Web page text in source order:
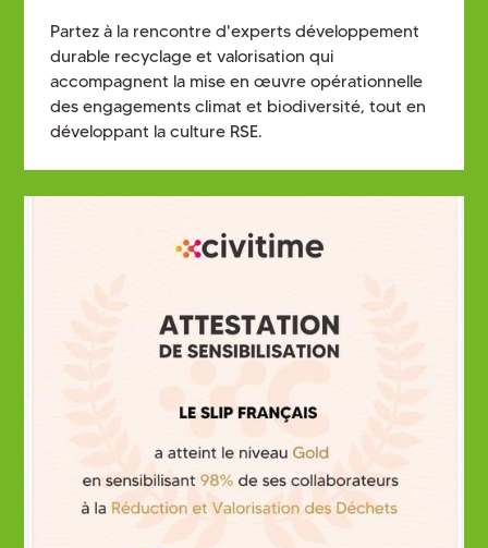
Partez à la rencontre d'experts développement
durable recyclage et valorisation qui
accompagnent la mise en œuvre opérationnelle
des engagements climat et biodiversité, tout en
développant la culture RSE.